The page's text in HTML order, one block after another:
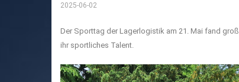
2025-06-02
Der Sporttag der Lagerlogistik am 21. Mai fand
ihr sportliches Talent.